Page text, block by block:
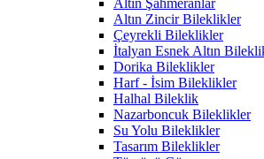
Altın Şahmeranlar
Altın Zincir Bileklikler
Çeyrekli Bileklikler
İtalyan Esnek Altın
Dorika Bileklikler
Harf - İsim Bileklikler
Halhal Bileklik
Nazarboncuk Bileklikler
Su Yolu Bileklikler
Tasarım Bileklikler